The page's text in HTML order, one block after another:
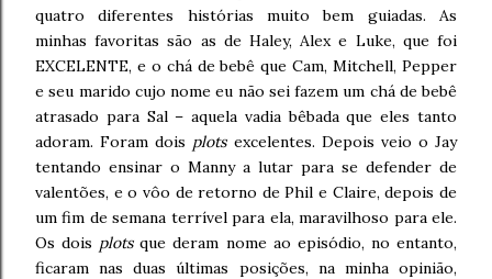
quatro diferentes histórias muito bem guiadas. As
minhas favoritas são as de Haley, Alex e Luke, que foi
EXCELENTE, e o chá de bebê que Cam, Mitchell, Pepper
e seu marido cujo nome eu não sei fazem um chá de bebê
atrasado para Sal – aquela vadia bêbada que eles tanto
adoram. Foram dois plotsexcelentes. Depois veio o Jay
tentando ensinar o Manny a lutar para se defender de
valentões, e o vôo de retorno de Phil e Claire, depois de
um fim de semana terrível para ela, maravilhoso para ele.
Os dois plotsque deram nome ao episódio, no entanto,
ficaram nas duas últimas posições, na minha opinião,